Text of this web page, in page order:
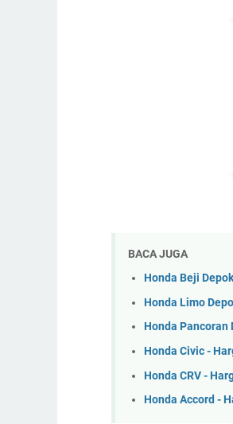
BACA JUGA
Honda Beji
Honda Limo
Honda Pancoran
Honda Civic -
Honda CRV -
Honda Accord -